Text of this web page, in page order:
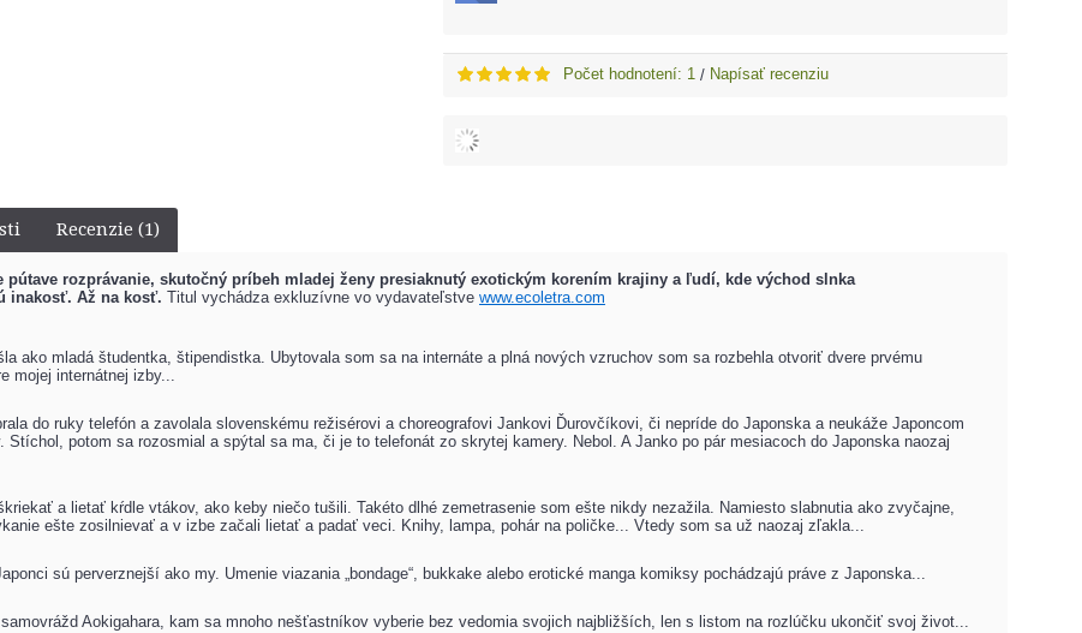
Počet hodnotení: 1 / Napísať recenziu
Recenzie (1)
pútave rozprávanie, skutočný príbeh mladej ženy presiaknutý exotickým korením krajiny a ľudí, kde východ slnka
inakosť. Až na kosť. Titul vychádza exkluzívne vo vydavateľstve www.ecoletra.com
ako mladá študentka, štipendistka. Ubytovala som sa na internáte a plná nových vzruchov som sa rozbehla otvoriť dvere prvému
mojej internátnej izby...
do ruky telefón a zavolala slovenskému režisérovi a choreografovi Jankovi Ďurovčíkovi, či nepríde do Japonska a neukáže Japoncom
Stíchol, potom sa rozosmial a spýtal sa ma, či je to telefonát zo skrytej kamery. Nebol. A Janko po pár mesiacoch do Japonska naozaj
a lietať kŕdle vtákov, ako keby niečo tušili. Takéto dlhé zemetrasenie som ešte nikdy nezažila. Namiesto slabnutia ako zvyčajne,
ešte zosilnievať a v izbe začali lietať a padať veci. Knihy, lampa, pohár na poličke... Vtedy som sa už naozaj zľakla...
sú perverznejší ako my. Umenie viazania „bondage“, bukkake alebo erotické manga komiksy pochádzajú práve z Japonska...
Aokigahara, kam sa mnoho nešťastníkov vyberie bez vedomia svojich najbližších, len s listom na rozlúčku ukončiť svoj život...